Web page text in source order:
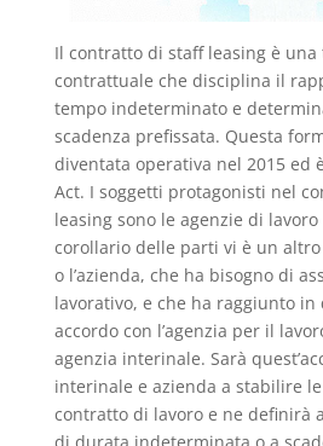
Il contratto di staff leasing è una
contrattuale che disciplina il
tempo indeterminato e
scadenza prefissata. Questa
diventata operativa nel 2015 ed
Act. I soggetti protagonisti nel
leasing sono le agenzie di
corollario delle parti vi è un altro
o l’azienda, che ha bisogno di
lavorativo, e che ha raggiunto in
accordo con l’agenzia per il
agenzia interinale. Sarà
interinale e azienda a stabilire
contratto di lavoro e ne definirà